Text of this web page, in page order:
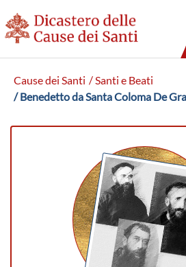
Cause dei Santi / Santi e Beati
/ Benedetto da Santa Coloma De